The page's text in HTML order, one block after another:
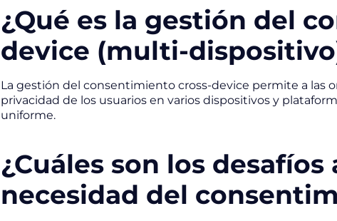
¿Qué es la gestión del
device (multi-
La gestión del consentimiento cross-device permite a las
privacidad de los usuarios en varios dispositivos y
uniforme.
¿Cuáles son los
necesidad del